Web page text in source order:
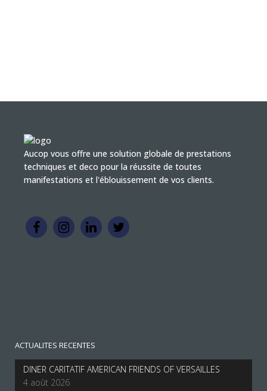
Aucop vous offre une solution globale de prestations
techniques et deco pour la réussite de toutes
manifestations et l'éblouissement de vos clients.
ACTUALITES RECENTES
DINER CARITATIF AMERICAN FRIENDS OF VERSAILLES
4 août 2026